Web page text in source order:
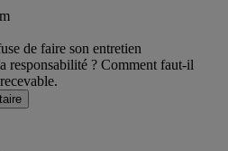
de faire son entretien
responsabilité ? Comment faut-il